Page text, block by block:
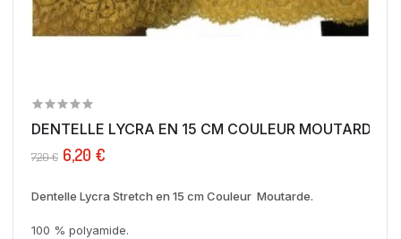
DENTELLE LYCRA EN 15 CM COULEUR MOUTARDE
7,20 € 6,20 €
Dentelle Lycra Stretch en 15 cm Couleur Moutarde.
100 % polyamide.